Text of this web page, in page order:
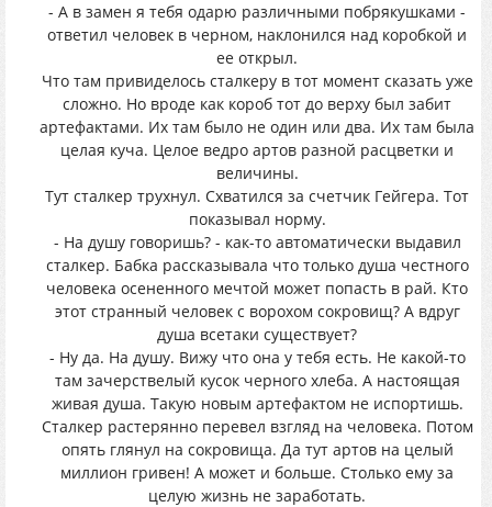
- А в замен я тебя одарю различными побрякушками -
ответил человек в черном, наклонился над коробкой и
ее открыл.
Что там привиделось сталкеру в тот момент сказать уже
сложно. Но вроде как короб тот до верху был забит
артефактами. Их там было не один или два. Их там была
целая куча. Целое ведро артов разной расцветки и
величины.
Тут сталкер трухнул. Схватился за счетчик Гейгера. Тот
показывал норму.
- На душу говоришь? - как-то автоматически выдавил
сталкер. Бабка рассказывала что только душа честного
человека осененного мечтой может попасть в рай. Кто
этот странный человек с ворохом сокровищ? А вдруг
душа всетаки существует?
- Ну да. На душу. Вижу что она у тебя есть. Не какой-то
там зачерствелый кусок черного хлеба. А настоящая
живая душа. Такую новым артефактом не испортишь.
Сталкер растерянно перевел взгляд на человека. Потом
опять глянул на сокровища. Да тут артов на целый
миллион гривен! А может и больше. Столько ему за
целую жизнь не заработать.